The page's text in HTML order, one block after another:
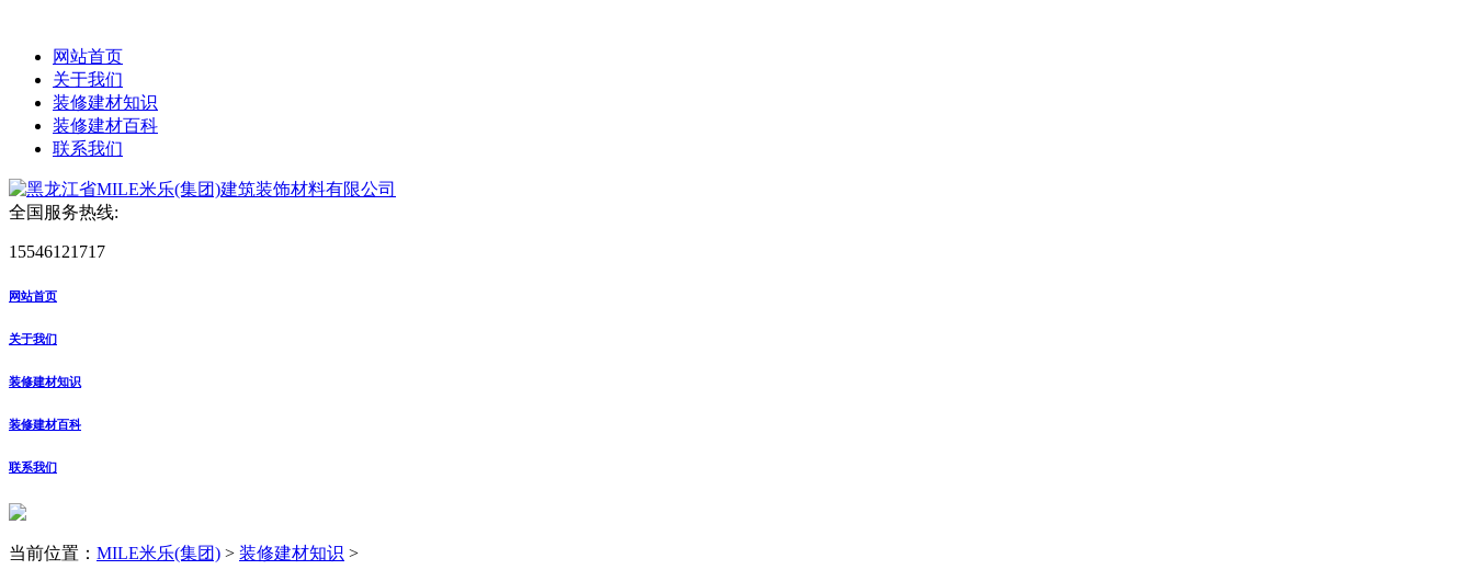
网站首页
关于我们
装修建材知识
装修建材百科
联系我们
全国服务热线:
15546121717
网站首页
关于我们
装修建材知识
装修建材百科
联系我们
当前位置： MILE米乐(集团) > 装修建材知识 >